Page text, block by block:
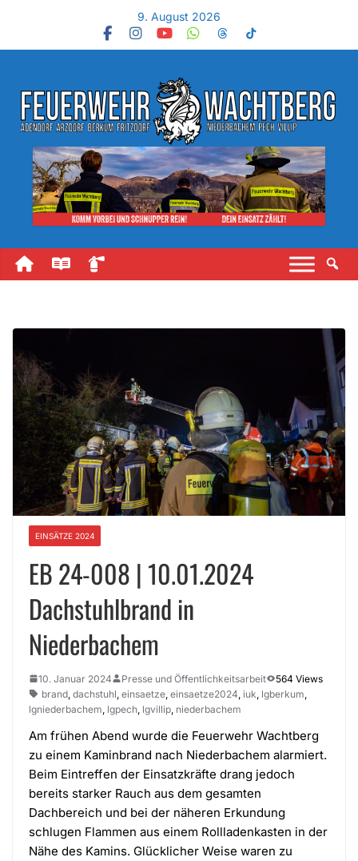
9. August 2026
EINSÄTZE 2024
EB 24-008 | 10.01.2024
Dachstuhlbrand in
Niederbachem
10. Januar 2024 Presse und Öffentlichkeitsarbeit
564 Views
brand dachstuhl einsaetze einsaetze2024 iuk lgberkum
lgniederbachem lgpech lgvillip niederbachem
Am frühen Abend wurde die Feuerwehr Wachtberg
zu einem Kaminbrand nach Niederbachem alarmiert.
Beim Eintreffen der Einsatzkräfte drang jedoch
bereits starker Rauch aus dem gesamten
Dachbereich und bei der näheren Erkundung
schlugen Flammen aus einem Rollladenkasten in der
Nähe des Kamins. Glücklicher Weise waren zu